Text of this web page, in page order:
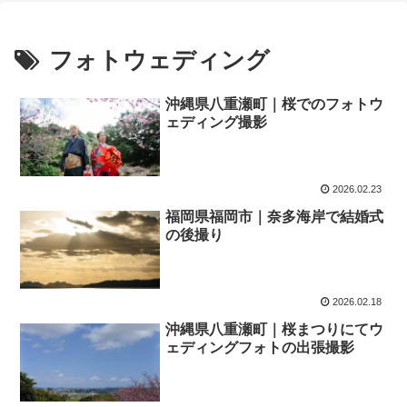
フォトウェディング
沖縄県八重瀬町｜桜でのフォトウ
ェディング撮影
2026.02.23
福岡県福岡市｜奈多海岸で結婚式
の後撮り
2026.02.18
沖縄県八重瀬町｜桜まつりにてウ
ェディングフォトの出張撮影